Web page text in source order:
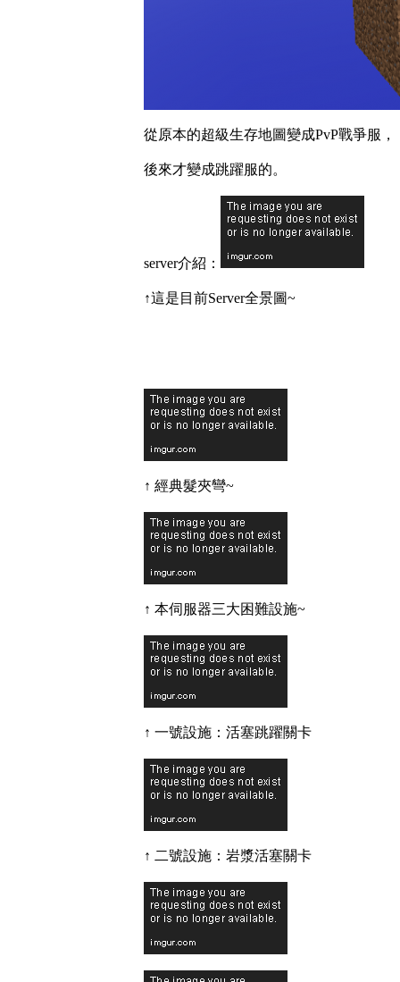
從原本的超級生存地圖變成PvP戰爭服，
後來才變成跳躍服的。
server介紹：
↑這是目前Server全景圖~
↑ 經典髮夾彎~
↑ 本伺服器三大困難設施~
↑ 一號設施：活塞跳躍關卡
↑ 二號設施：岩漿活塞關卡